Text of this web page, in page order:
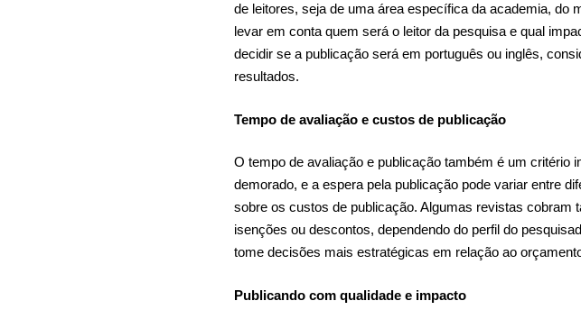
de leitores, seja de uma área específica da academia, do
levar em conta quem será o leitor da pesquisa e qual
decidir se a publicação será em português ou inglês,
resultados.
Tempo de avaliação e custos de publicação
O tempo de avaliação e publicação também é um critério
demorado, e a espera pela publicação pode variar entre
sobre os custos de publicação. Algumas revistas cobram
isenções ou descontos, dependendo do perfil do
tome decisões mais estratégicas em relação ao
Publicando com qualidade e impacto